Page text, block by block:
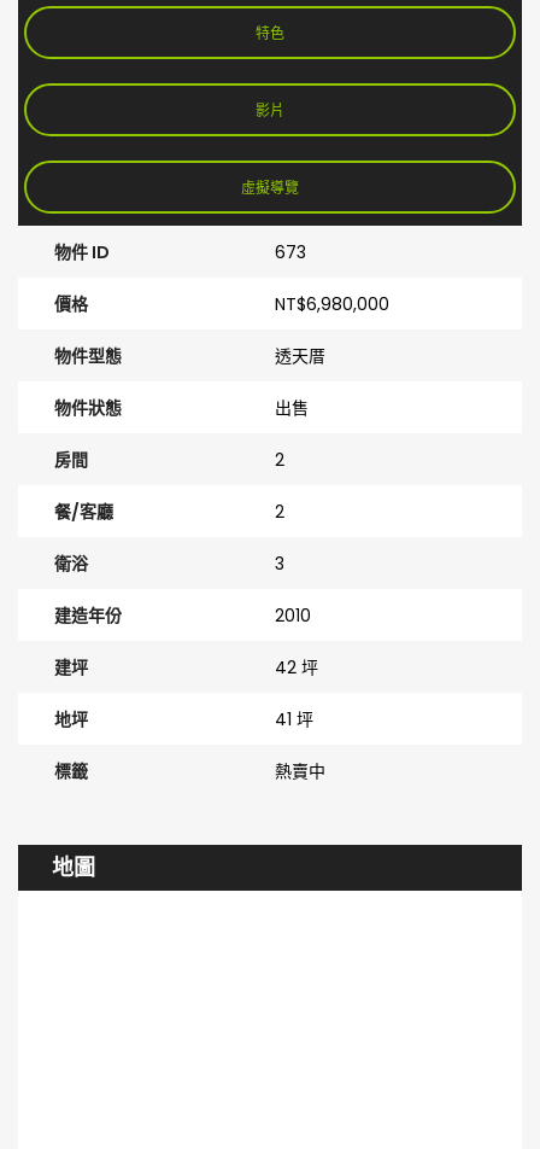
特色
影片
虛擬導覽
物件 ID 673
價格 NT$6,980,000
物件型態 透天厝
物件狀態 出售
房間 2
餐/客廳 2
衛浴 3
建造年份 2010
建坪 42 坪
地坪 41 坪
標籤 熱賣中
地圖